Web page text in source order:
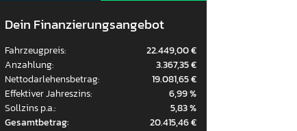
Dein Finanzierungsangebot
Fahrzeugpreis:
22.449,00 €
Anzahlung:
3.367,35 €
Nettodarlehensbetrag:
19.081,65 €
Effektiver Jahreszins:
6,99 %
Sollzins p.a.:
5,83 %
Gesamtbetrag:
20.415,46 €